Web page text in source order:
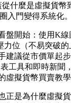
什麼是虛擬貨
門變得系統
開始：使用K
位（不易突破
議從市價單
工具和即時新
擬貨幣買賣教學
是為什麼虛